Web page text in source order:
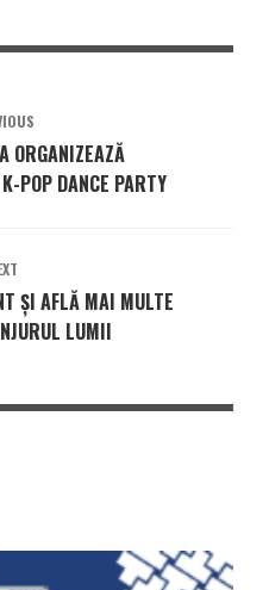
ORGANIZEAZĂ
POP DANCE PARTY
ȘI AFLĂ MAI MULTE
LUMII